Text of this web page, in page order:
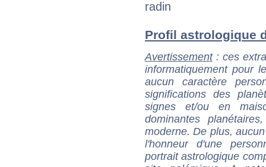
radin
Profil astrologique
Avertissement: ces
informatiquement pour
aucun caractère
significations des
signes et/ou en
dominantes
moderne. De plus,
l'honneur d'une
portrait astrologique